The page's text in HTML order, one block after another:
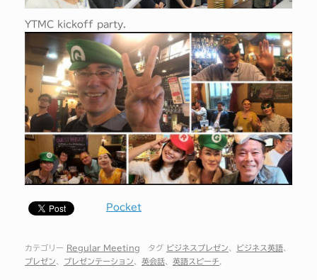
YTMC kickoff party.
Pocket
カテゴリー Regular Meeting タグ ビジネスプレゼン、 ビジネス英語、
プレゼン、 プレゼンテーション、 英会話、 英語スピーチ.